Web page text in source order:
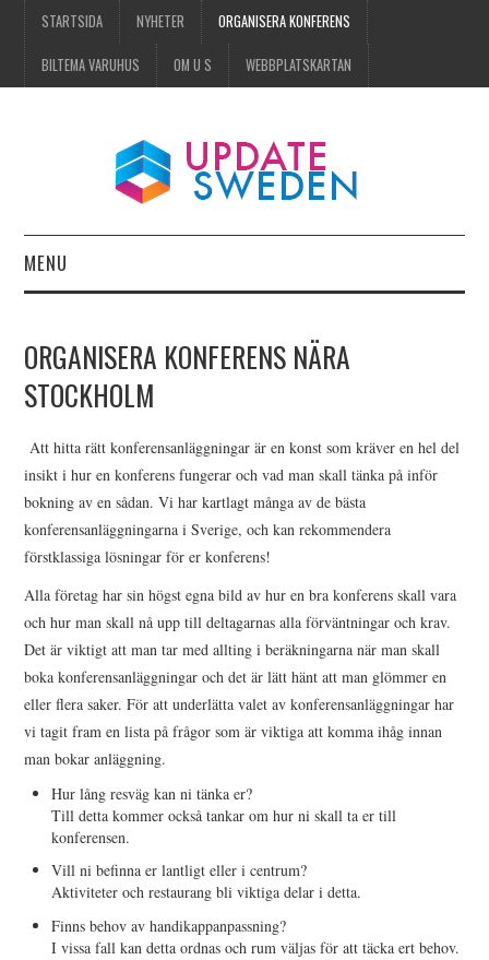
STARTSIDA NYHETER ORGANISERA KONFERENS
BILTEMA VARUHUS OM U S WEBBPLATSKARTAN
MENU
NYHETER
BILTEMA VARUHUS
OM U S
WEBBPLATSKARTAN
ORGANISERA KONFERENS NÄRA
STOCKHOLM
Att hitta rätt konferensanläggningar är en konst som kräver en hel del
insikt i hur en konferens fungerar och vad man skall tänka på inför
bokning av en sådan. Vi har kartlagt många av de bästa
konferensanläggningarna i Sverige, och kan rekommendera
förstklassiga lösningar för er konferens!
Alla företag har sin högst egna bild av hur en bra konferens skall vara
och hur man skall nå upp till deltagarnas alla förväntningar och krav.
Det är viktigt att man tar med allting i beräkningarna när man skall
boka konferensanläggningar och det är lätt hänt att man glömmer en
eller flera saker. För att underlätta valet av konferensanläggningar har
vi tagit fram en lista på frågor som är viktiga att komma ihåg innan
man bokar anläggning.
Hur lång resväg kan ni tänka er?
Till detta kommer också tankar om hur ni skall ta er till
konferensen.
Vill ni befinna er lantligt eller i centrum?
Aktiviteter och restaurang bli viktiga delar i detta.
Finns behov av handikappanpassning?
I vissa fall kan detta ordnas och rum väljas för att täcka ert behov.